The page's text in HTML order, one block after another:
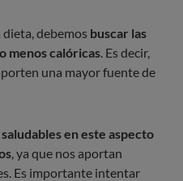
debemos buscar las
menos calóricas. Es decir,
una mayor fuente de
en este aspecto
, ya que nos aportan
Es importante intentar